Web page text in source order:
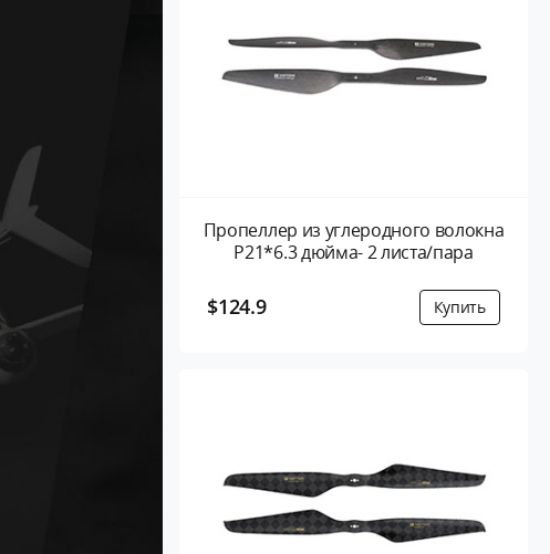
Пропеллер из углеродного волокна
P21*6.3 дюйма- 2 листа/пара
$124.9